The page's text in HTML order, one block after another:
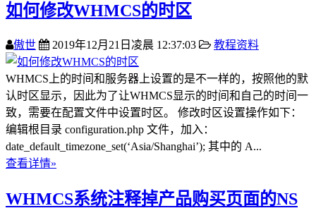
如何修改WHMCS的时区
傲世 2019年12月21日凌晨 12:37:03 教程资料
WHMCS上的时间和服务器上设置的是不一样的，按照他的默
认时区显示，因此为了让WHMCS显示的时间和自己的时间一
致，需要在配置文件中设置时区。 修改时区设置操作如下：
编辑根目录 configuration.php 文件，加入：
date_default_timezone_set(‘Asia/Shanghai’); 其中的 A...
查看详情»
WHMCS系统注释掉产品购买页面的NS